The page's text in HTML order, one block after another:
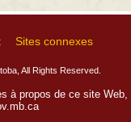
Sites connexes
All Rights Reserved.
à propos de ce site Web,